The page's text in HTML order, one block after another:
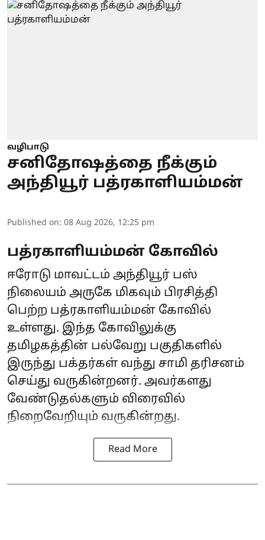
வழிபாடு
சனிதோஷத்தை நீக்கும்
அந்தியூர் பத்ரகாளியம்மன்
Published on: 08 Aug 2026, 12:25 pm
பத்ரகாளியம்மன் கோவில்
ஈரோடு மாவட்டம் அந்தியூர் பஸ்
நிலையம் அருகே மிகவும் பிரசித்தி
பெற்ற பத்ரகாளியம்மன் கோவில்
உள்ளது. இந்த கோவிலுக்கு
தமிழகத்தின் பல்வேறு பகுதிகளில்
இருந்து பக்தர்கள் வந்து சாமி தரிசனம்
செய்து வருகின்றனர். அவர்களது
வேண்டுதல்களும் விரைவில்
நிறைவேறியும் வருகின்றது.
Read More